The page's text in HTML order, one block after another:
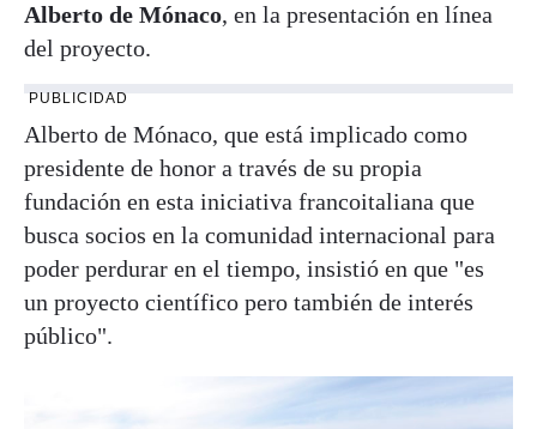
Alberto de Mónaco, en la presentación en línea
del proyecto.
PUBLICIDAD
Alberto de Mónaco, que está implicado como
presidente de honor a través de su propia
fundación en esta iniciativa francoitaliana que
busca socios en la comunidad internacional para
poder perdurar en el tiempo, insistió en que "es
un proyecto científico pero también de interés
público".